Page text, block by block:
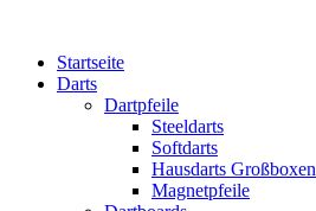
Startseite
Darts
Dartpfeile
Steeldarts
Softdarts
Hausdarts Großboxen
Magnetpfeile